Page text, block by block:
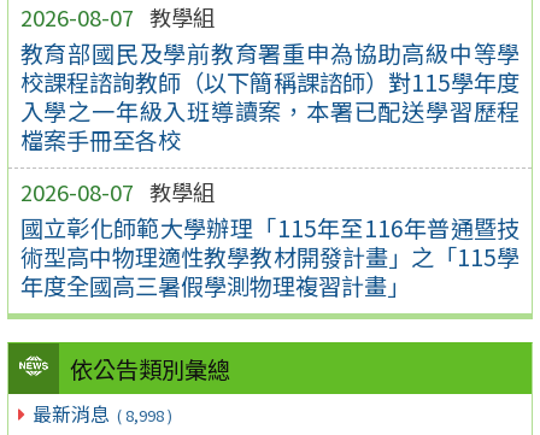
2026-08-07 教學組
教育部國民及學前教育署重申為協助高級中等學
校課程諮詢教師（以下簡稱課諮師）對115學年度
入學之一年級入班導讀案，本署已配送學習歷程
檔案手冊至各校
2026-08-07 教學組
國立彰化師範大學辦理「115年至116年普通暨技
術型高中物理適性教學教材開發計畫」之「115學
年度全國高三暑假學測物理複習計畫」
依公告類別彙總
最新消息 ( 8,998 )